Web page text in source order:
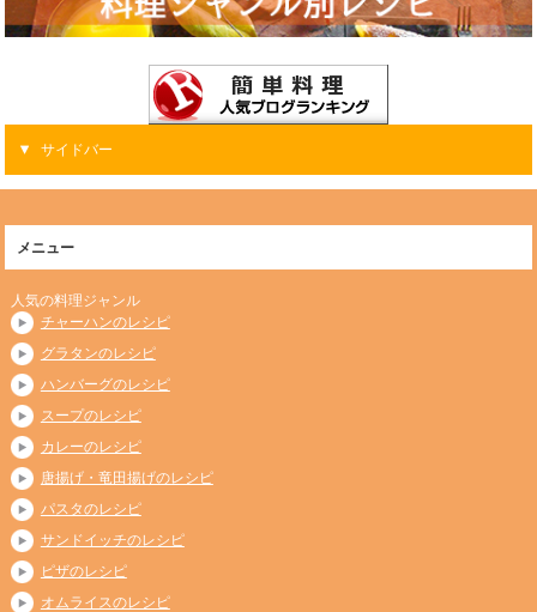
サイドバー
メニュー
人気の料理ジャンル
チャーハンのレシピ
グラタンのレシピ
ハンバーグのレシピ
スープのレシピ
カレーのレシピ
唐揚げ・竜田揚げのレシピ
パスタのレシピ
サンドイッチのレシピ
ピザのレシピ
オムライスのレシピ